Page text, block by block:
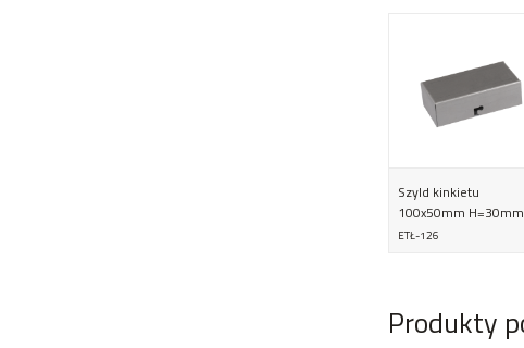
Szyld kinkietu
100x50mm H=30mm
ETŁ-126
Produkty